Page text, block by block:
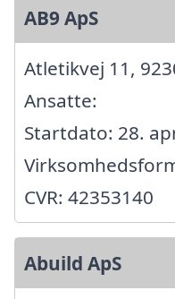
AB9 ApS
Atletikvej 11,
Ansatte:
Startdato: 28.
CVR: 42353140
Abuild ApS